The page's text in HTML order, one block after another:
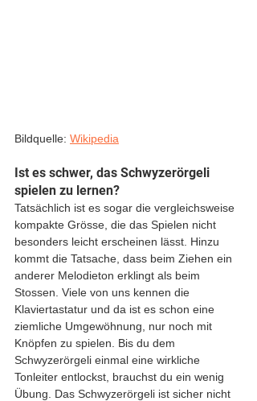
Bildquelle: Wikipedia
Ist es schwer, das Schwyzerörgeli
spielen zu lernen?
Tatsächlich ist es sogar die vergleichsweise
kompakte Grösse, die das Spielen nicht
besonders leicht erscheinen lässt. Hinzu
kommt die Tatsache, dass beim Ziehen ein
anderer Melodieton erklingt als beim
Stossen. Viele von uns kennen die
Klaviertastatur und da ist es schon eine
ziemliche Umgewöhnung, nur noch mit
Knöpfen zu spielen. Bis du dem
Schwyzerörgeli einmal eine wirkliche
Tonleiter entlockst, brauchst du ein wenig
Übung. Das Schwyzerörgeli ist sicher nicht